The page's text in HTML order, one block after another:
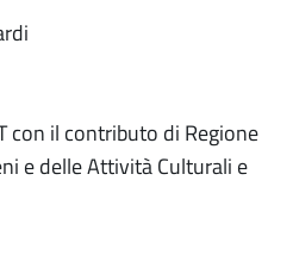
con il contributo di Regione
e delle Attività Culturali e